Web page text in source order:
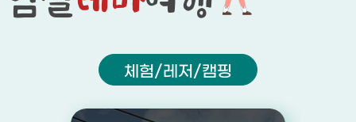
체험/레저/캠핑